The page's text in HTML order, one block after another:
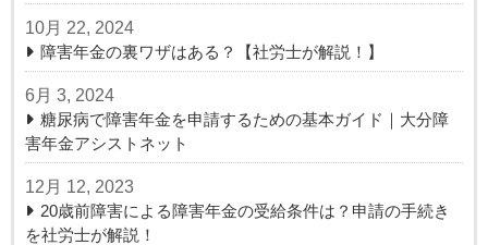
10月 22, 2024
障害年金の裏ワザはある？【社労士が解説！】
6月 3, 2024
糖尿病で障害年金を申請するための基本ガイド｜大分障
害年金アシストネット
12月 12, 2023
20歳前障害による障害年金の受給条件は？申請の手続き
を社労士が解説！